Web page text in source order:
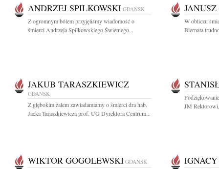
ANDRZEJ SPILKOWSKI GDAŃSK
Z ogromnym bólem przyjęliśmy wiadomość o
śmierci Andrzeja Spilkowskiego Świetnego...
W obliczu
Biernata
JAKUB TARASZKIEWICZ
GDAŃSK
Z głębokim żalem zawiadamiamy o śmierci dra hab.
Jacka Taraszkiewicza prof. UG Dyrektora Centrum...
JM
WIKTOR GOGOLEWSKI GDAŃSK